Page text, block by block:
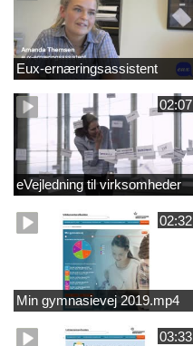
Eux-ernæringsassistent
02:07
eVejledning til virksomheder
02:32
Min gymnasievej 2019.mp4
03:33